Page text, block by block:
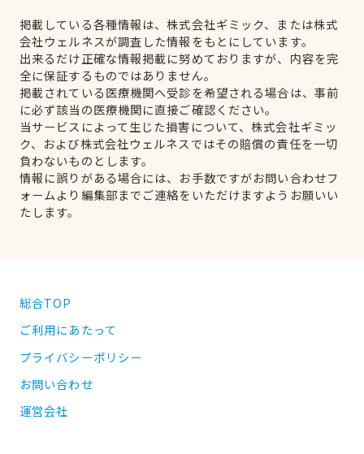
掲載している各種情報は、株式会社ギミック、または株式
会社ウェルネスが調査した情報をもとにしています。
出来るだけ正確な情報掲載に努めておりますが、内容を完
全に保証するものではありません。
掲載されている医療機関へ受診を希望される場合は、事前
に必ず該当の医療機関に直接ご確認ください。
当サービスによって生じた損害について、株式会社ギミッ
ク、および株式会社ウェルネスではその賠償の責任を一切
負わないものとします。
情報に誤りがある場合には、お手数ですがお問い合わせフ
ォームより編集部までご連絡をいただけますようお願いい
たします。
総合TOP
ご利用にあたって
プライバシーポリシー
お問い合わせ
運営会社